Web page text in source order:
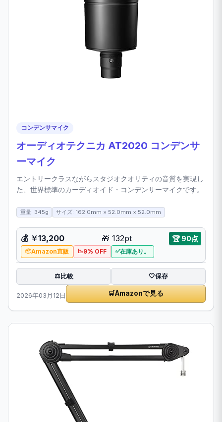
コンデンサマイク
オーディオテクニカ AT2020 コンデンサ
ーマイク
エントリークラスながらスタジオクオリティの音質を実現し
た、世界標準のカーディオイド・コンデンサーマイクです。
重量: 345g サイズ: 162.0mm × 52.0mm × 52.0mm
💰 ￥13,200 🎁 132pt 🏆 90点
Amazon直販 9% OFF 在庫あり。
⚖️比較 🤍保存
2026年03月12日 🛒Amazonで見る